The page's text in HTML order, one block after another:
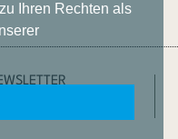
Ihren Rechten als